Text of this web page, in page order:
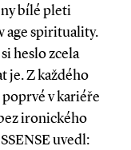
bílé pleti
age spirituality.
heslo zcela
je. Z každého
poprvé v kariéře
ironického
uvedl: